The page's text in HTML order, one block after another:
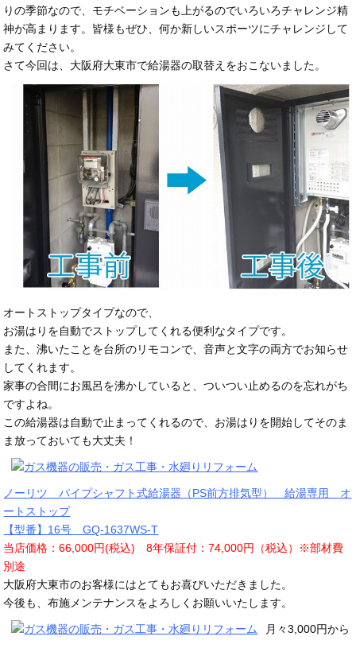
りの季節なので、モチベーションも上がるのでいろいろチャレンジ精
神が高まります。皆様もぜひ、何か新しいスポーツにチャレンジして
みてください。
さて今回は、大阪府大東市で給湯器の取替えをおこないました。
オートストップタイプなので、
お湯はりを自動でストップしてくれる便利なタイプです。
また、沸いたことを台所のリモコンで、音声と文字の両方でお知らせ
してくれます。
家事の合間にお風呂を沸かしていると、ついつい止めるのを忘れがち
ですよね。
この給湯器は自動で止まってくれるので、お湯はりを開始してそのま
ま放っておいても大丈夫！
ノーリツ パイプシャフト式給湯器（PS前方排気型） 給湯専用 オ
ートストップ
【型番】16号 GQ-1637WS-T
当店価格：66,000円(税込) 8年保証付：74,000円（税込）※部材費
別途
大阪府大東市のお客様にはとてもお喜びいただきました。
今後も、布施メンテナンスをよろしくお願いいたします。
月々3,000円から